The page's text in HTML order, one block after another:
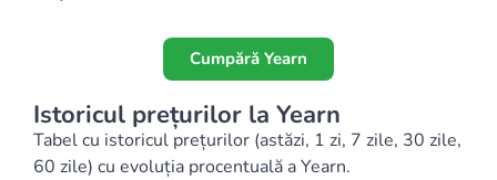
Cumpără Yearn
Istoricul prețurilor la Yearn
Tabel cu istoricul prețurilor (astăzi, 1 zi, 7 zile, 30 zile,
60 zile) cu evoluția procentuală a Yearn.